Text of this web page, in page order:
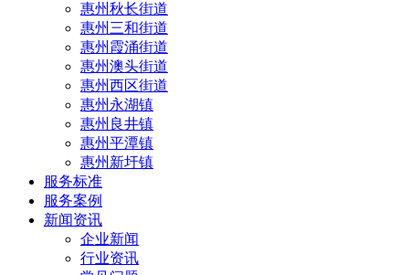
惠州秋长街道
惠州三和街道
惠州霞涌街道
惠州澳头街道
惠州西区街道
惠州永湖镇
惠州良井镇
惠州平潭镇
惠州新圩镇
服务标准
服务案例
新闻资讯
企业新闻
行业资讯